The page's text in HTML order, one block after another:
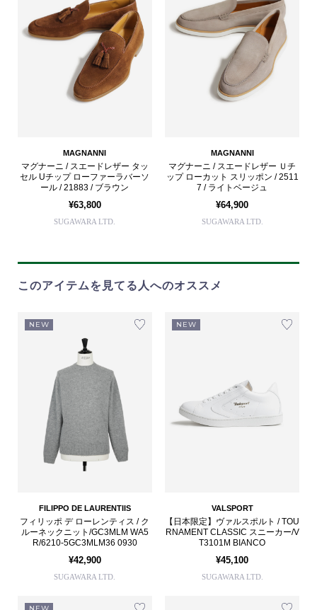
MAGNANNI
マグナーニ / スエードレザー タッ
セル Uチップ ローファーラバーソ
ール / 21883 / ブラウン
¥63,800
SUGAWARA LTD.
MAGNANNI
マグナーニ / スエードレザー Ｕチ
ップ ローカット スリッポン / 2511
7 / ライトベージュ
¥64,900
SUGAWARA LTD.
このアイテムを見てる人へのオススメ
NEW
FILIPPO DE LAURENTIIS
フィリッポ デ ローレンティス / ク
ルーネックニット/GC3MLM WA5
R/6210-5GC3MLM36 0930
¥42,900
SUGAWARA LTD.
NEW
VALSPORT
【日本限定】ヴァルスポルト / TOU
RNAMENT CLASSIC スニーカー/V
T3101M BIANCO
¥45,100
SUGAWARA LTD.